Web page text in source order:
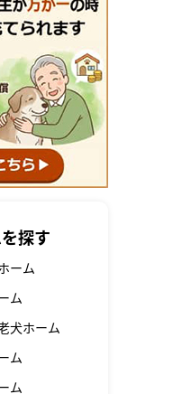
探す
ーム
ム
犬ホーム
ム
ム